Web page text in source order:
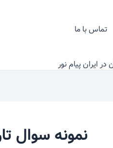
تماس با ما
ایران پیام نور
نمونه سوال